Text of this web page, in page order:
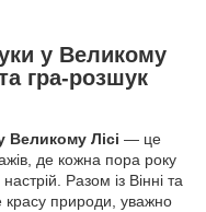
у Великому
гра-розшук
Великому Лісі — це
де кожна пора року
Разом із Вінні та
природи, уважно